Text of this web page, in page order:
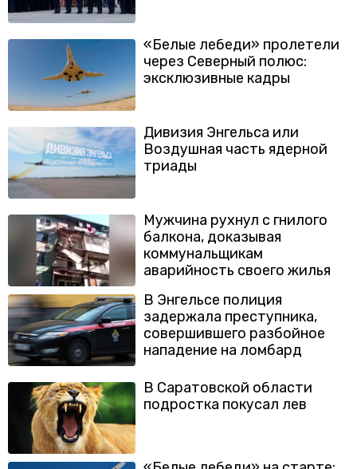
«Белые лебеди» пролетели
через Северный полюс:
эксклюзивные кадры
Дивизия Энгельса или
Воздушная часть ядерной
триады
Мужчина рухнул с гнилого
балкона, доказывая
коммунальщикам
аварийность своего жилья
В Энгельсе полиция
задержала преступника,
совершившего разбойное
нападение на ломбард
В Саратовской области
подростка покусал лев